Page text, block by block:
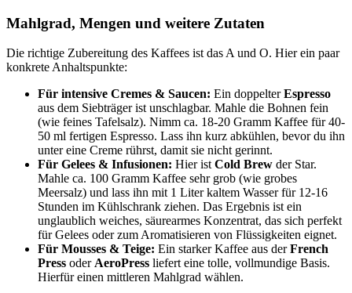
Mahlgrad, Mengen und weitere Zutaten
Die richtige Zubereitung des Kaffees ist das A und O. Hier ein paar
konkrete Anhaltspunkte:
Für intensive Cremes & Saucen: Ein doppelterEspresso
aus dem Siebträger ist unschlagbar. Mahle die Bohnen fein
(wie feines Tafelsalz). Nimm ca. 18-20 Gramm Kaffee für 40-
50 ml fertigen Espresso. Lass ihn kurz abkühlen, bevor du ihn
unter eine Creme rührst, damit sie nicht gerinnt.
Für Gelees & Infusionen: Hier ist Cold Brew der Star.
Mahle ca. 100 Gramm Kaffee sehr grob (wie grobes
Meersalz) und lass ihn mit 1 Liter kaltem Wasser für 12-16
Stunden im Kühlschrank ziehen. Das Ergebnis ist ein
unglaublich weiches, säurearmes Konzentrat, das sich perfekt
für Gelees oder zum Aromatisieren von Flüssigkeiten eignet.
Für Mousses & Teige: Ein starker Kaffee aus derFrench
Press oder AeroPress liefert eine tolle, vollmundige Basis.
Hierfür einen mittleren Mahlgrad wählen.